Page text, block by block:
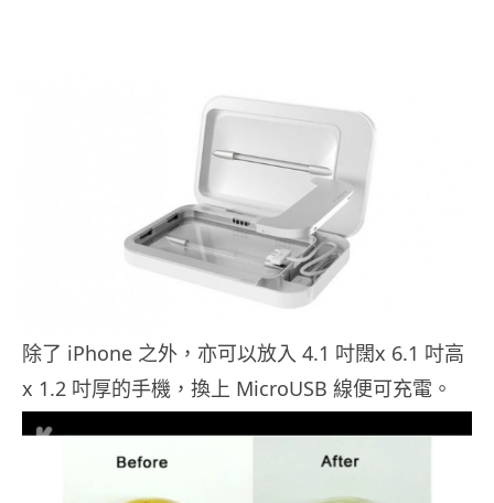
除了 iPhone 之外，亦可以放入 4.1 吋闊x 6.1 吋高
x 1.2 吋厚的手機，換上 MicroUSB 線便可充電。